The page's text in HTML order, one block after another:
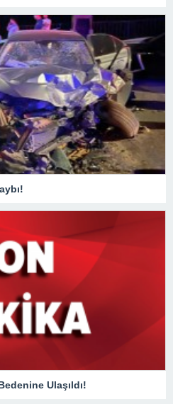
Ulaşıldı!